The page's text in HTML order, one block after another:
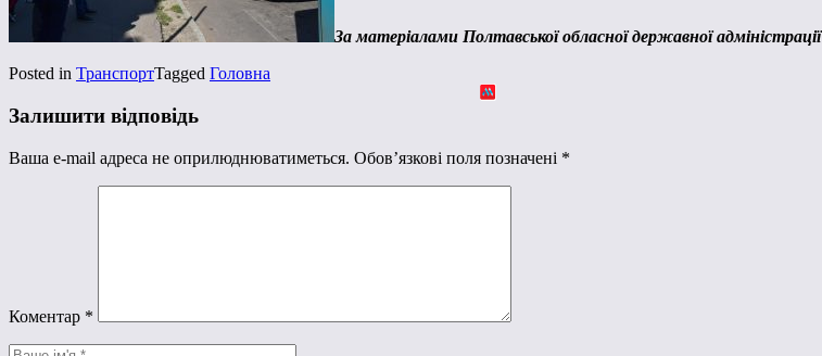
За матеріалами Полтавської обласної державної адміністрації
Posted in ТранспортTagged Головна
Залишити відповідь
Ваша e-mail адреса не оприлюднюватиметься. Обов’язкові поля позначені *
Коментар *